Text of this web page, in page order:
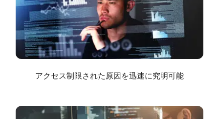
アクセス制限された原因を迅速に究明可能